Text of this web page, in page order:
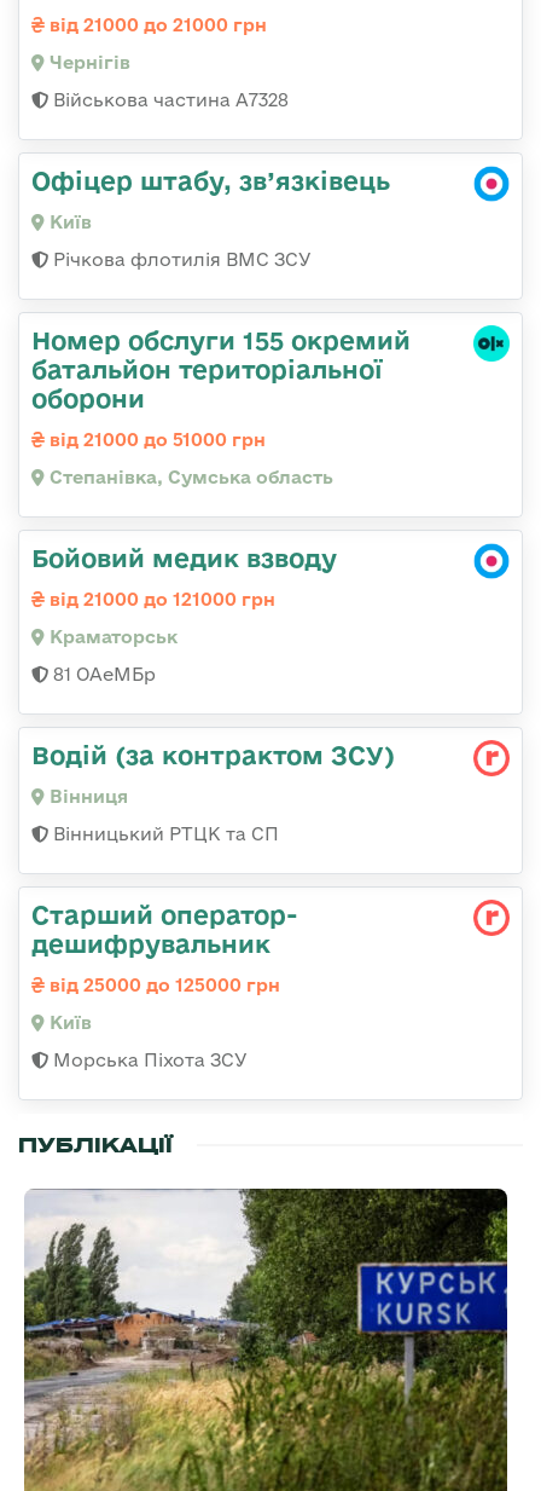
від 21000 до 21000 грн
Чернігів
Військова частина А7328
Офіцер штабу, зв’язківець
Київ
Річкова флотилія ВМС ЗСУ
Номер обслуги 155 окремий
батальйон територіальної
оборони
від 21000 до 51000 грн
Степанівка, Сумська область
Бойовий медик взводу
від 21000 до 121000 грн
Краматорськ
81 ОАеМБр
Водій (за контрактом ЗСУ)
Вінниця
Вінницький РТЦК та СП
Старший оператор-
дешифрувальник
від 25000 до 125000 грн
Київ
Морська Піхота ЗСУ
ПУБЛІКАЦІЇ